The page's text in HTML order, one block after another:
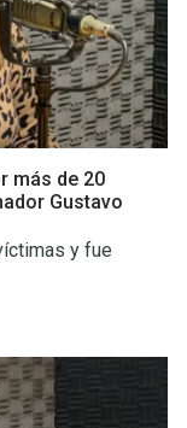
más de 20
Gustavo
y fue